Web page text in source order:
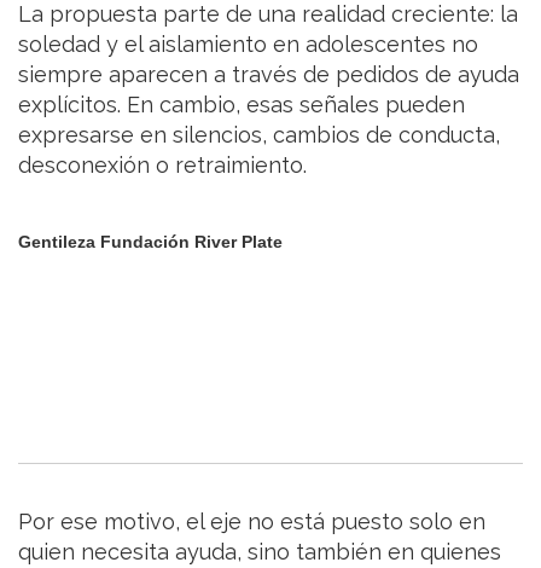
La propuesta parte de una realidad creciente: la
soledad y el aislamiento en adolescentes no
siempre aparecen a través de pedidos de ayuda
explícitos. En cambio, esas señales pueden
expresarse en silencios, cambios de conducta,
desconexión o retraimiento.
Gentileza Fundación River Plate
Por ese motivo, el eje no está puesto solo en
quien necesita ayuda, sino también en quienes